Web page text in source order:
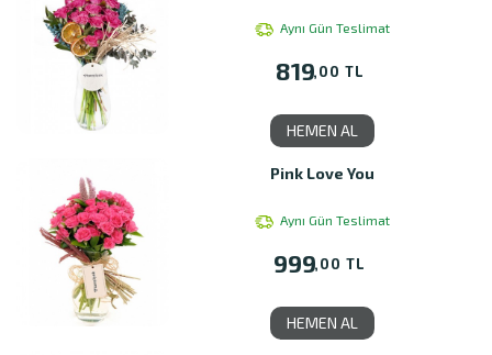
Aynı Gün Teslimat
819,00 TL
HEMEN AL
Pink Love You
Aynı Gün Teslimat
999,00 TL
HEMEN AL